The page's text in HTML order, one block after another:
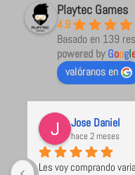
Playtec Games
4.9
Basado en 139
powered byGoogl
valóranos en
Jose Daniel
hace 2 meses
Les voy comprando